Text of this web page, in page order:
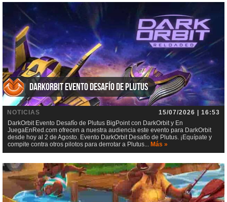
DarkOrbit Evento Desafío de Plutus
NOTICIAS
15/07/2026 | 16:53
DarkOrbit Evento Desafío de Plutus BigPoint con DarkOrbit y En
JuegaEnRed.com ofrecen a nuestra audiencia este evento para DarkOrbit
desde hoy al 2 de Agosto. Evento DarkOrbit Desafío de Plutus. ¡Equípate y
compite contra otros pilotos para derrotar a Plutus... Más »